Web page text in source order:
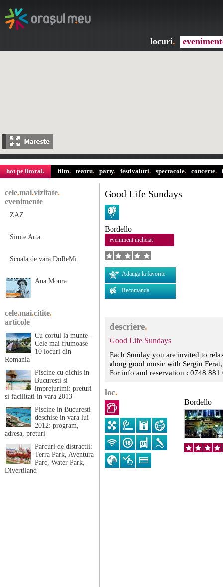
locuri.
hot pe litoral. film. teatru. party. festivaluri. spectacole. concerte.
cele.mai.vizitate.
evenimente
ZAZ
Simte Arta
Scoala de vara DoReMi
Ana Moura
cele.mai.citite.
articole
Cu cortul la munte -
Cele mai frumoase
10 locuri din
Romania
Piscine cu dichis in
Bucuresti si
imprejurimi: preturi
si facilitati in vara 2013
Piscine in Bucuresti
deschise in vara lui
2012: program,
adresa, preturi
Parcuri de distractii:
Terra Park, Aventura
Parc, Water Park,
Divertiland
Good Life Sundays
Bordello
eveniment incheiat
Adauga la favorite
Recomanda
descriere.
Good Life Sundays
Each Sunday you are invited to
along good music with Sergiu
For info and reservation : 0748 881
loc.
Bordello